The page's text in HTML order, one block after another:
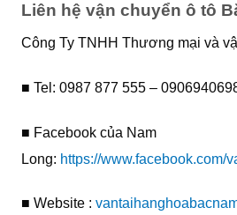
Liên hệ vận chuyển ô tô
Công Ty TNHH Thương mại và
■ Tel: 0987 877 555 –
■ Facebook của Nam
Long: https://www.facebook.com/
■ Website :